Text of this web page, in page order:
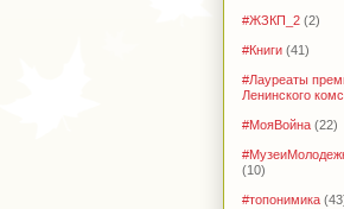
#ЖЗКП_2 (2)
#Книги (41)
#Лауреаты
Ленинского
#МояВойна (22)
(10)
#топонимика